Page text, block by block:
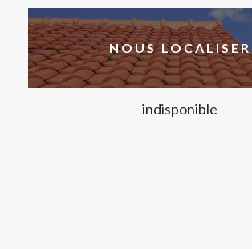
NOUS LOCALISER
indisponible